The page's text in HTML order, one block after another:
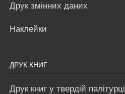
Друк змінних даних
Наклейки
ДРУК КНИГ
Друк книг у твердій палітурці